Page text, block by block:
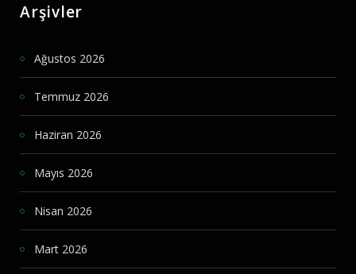
Arşivler
Ağustos 2026
Temmuz 2026
Haziran 2026
Mayıs 2026
Nisan 2026
Mart 2026